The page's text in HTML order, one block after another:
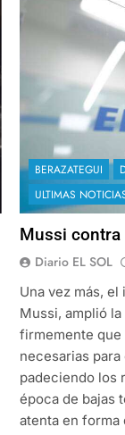
BERAZATEGUI
ULTIMAS
Mussi contra
Diario EL SOL
Una vez más,
Mussi, amplió
firmemente
necesarias
padeciendo los
época de bajas
atenta en